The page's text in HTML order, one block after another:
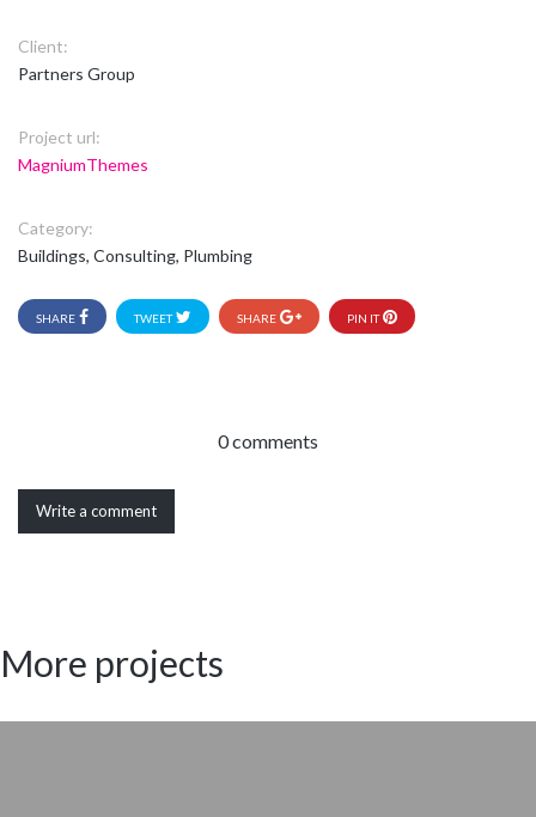
Client:
Partners Group
Project url:
MagniumThemes
Category:
Buildings, Consulting, Plumbing
SHARE TWEET SHARE PIN IT
0 comments
Write a comment
More projects